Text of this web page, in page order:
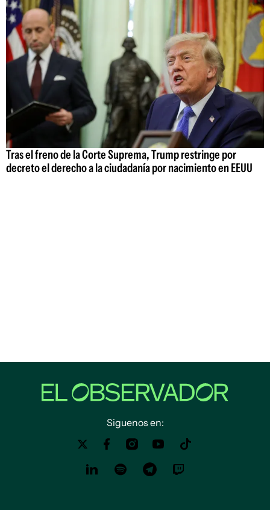
Tras el freno de la Corte Suprema, Trump restringe por
decreto el derecho a la ciudadanía por nacimiento en EEUU
Siguenos en: